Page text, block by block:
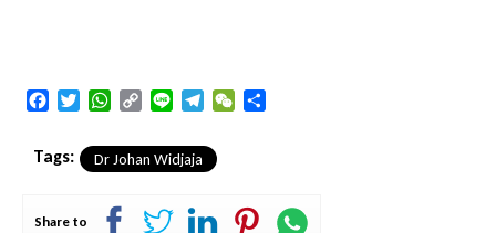
FacebookTwitterWhatsApp
Copy
Line TelegramWeChat
Tags: Dr Johan Widjaja
Share to